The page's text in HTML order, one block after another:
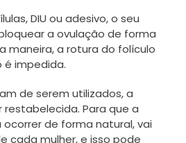
DIU ou adesivo, o seu
a ovulação de forma
maneira, a rotura do folículo
é impedida.
de serem utilizados, a
Para que a
de forma natural, vai
cada mulher, e isso pode